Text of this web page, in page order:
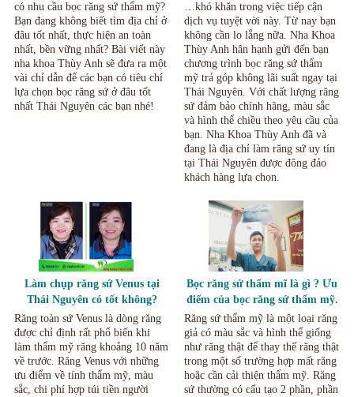
có nhu cầu bọc răng sứ thẩm mỹ?
Bạn đang không biết tìm địa chỉ ở
đâu tốt nhất, thực hiện an toàn
nhất, bền vững nhất? Bài viết này
nha khoa Thùy Anh sẽ đưa ra một
vài chỉ dẫn để các bạn có tiêu chí
lựa chọn bọc răng sứ ở đâu tốt
nhất Thái Nguyên các bạn nhé!
…khó khăn trong việc tiếp cận
dịch vụ tuyệt vời này. Từ nay bạn
không cần lo lắng nữa. Nha Khoa
Thùy Anh hân hạnh gửi đến bạn
chương trình bọc răng sứ thẩm
mỹ trả góp không lãi suất ngay tại
Thái Nguyên. Với chất lượng răng
sứ đảm bảo chính hãng, màu sắc
và hình thể chiều theo yêu cầu của
bạn. Nha Khoa Thùy Anh đã và
đang là địa chỉ làm răng sứ uy tín
tại Thái Nguyên được đông đảo
khách hàng lựa chọn.
Làm chụp răng sứ Venus tại
Thái Nguyên có tốt không?
Những lưu ý khi sử dụng
Răng toàn sứ Venus là dòng răng
được chỉ định rất phổ biến khi
làm thẩm mỹ răng khoảng 10 năm
về trước. Răng Venus với những
ưu điểm về tính thẩm mỹ, màu
sắc, chi phí hợp túi tiền người
Bọc răng sứ thẩm mĩ là gì ? Ưu
điểm của bọc răng sứ thẩm mỹ.
Răng sứ thẩm mỹ là một loại răng
giả có màu sắc và hình thể giống
như răng thật để thay thế răng thật
trong một số trường hợp mất răng
hoặc cần cải thiện thẩm mỹ. Răng
sứ thường có cấu tạo 2 phần, phần